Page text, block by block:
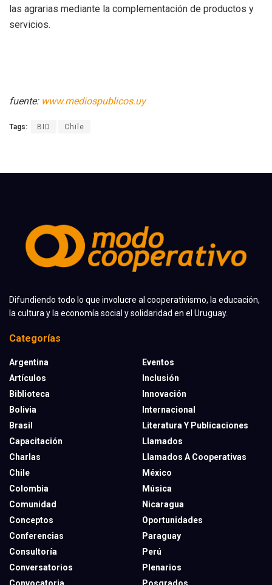
las agrarias mediante la complementación de productos y
servicios.
fuente: www.mediospublicos.uy
Tags: BID Chile
Difundiendo todo lo que involucre al cooperativismo, la educación,
la cultura y la economía social y solidaridad en el Uruguay.
Categorías
Argentina
Artículos
Biblioteca
Bolivia
Brasil
Capacitación
Charlas
Chile
Colombia
Comunidad
Conceptos
Conferencias
Consultoría
Conversatorios
Eventos
Inclusión
Innovación
Internacional
Literatura Y Publicaciones
Llamados
Llamados A Cooperativas
México
Música
Nicaragua
Oportunidades
Paraguay
Perú
Plenarios